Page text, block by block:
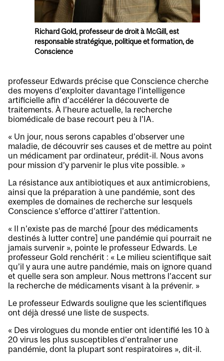
Richard Gold, professeur de droit à McGill, est
responsable stratégique, politique et formation, de
Conscience
professeur Edwards précise que Conscience cherche
des moyens d’exploiter davantage l’intelligence
artificielle afin d’accélérer la découverte de
traitements. À l’heure actuelle, la recherche
biomédicale de base recourt peu à l’IA.
« Un jour, nous serons capables d’observer une
maladie, de découvrir ses causes et de mettre au point
un médicament par ordinateur, prédit-il. Nous avons
pour mission d’y parvenir le plus vite possible. »
La résistance aux antibiotiques et aux antimicrobiens,
ainsi que la préparation à une pandémie, sont des
exemples de domaines de recherche sur lesquels
Conscience s’efforce d’attirer l’attention.
« Il n’existe pas de marché [pour des médicaments
destinés à lutter contre] une pandémie qui pourrait ne
jamais survenir », pointe le professeur Edwards. Le
professeur Gold renchérit : « Le milieu scientifique sait
qu’il y aura une autre pandémie, mais on ignore quand
et quelle sera son ampleur. Nous mettrons l’accent sur
la recherche de médicaments visant à la prévenir. »
Le professeur Edwards souligne que les scientifiques
ont déjà dressé une liste de suspects.
« Des virologues du monde entier ont identifié les 10 à
20 virus les plus susceptibles d’entraîner une
pandémie, dont la plupart sont respiratoires », dit-il.